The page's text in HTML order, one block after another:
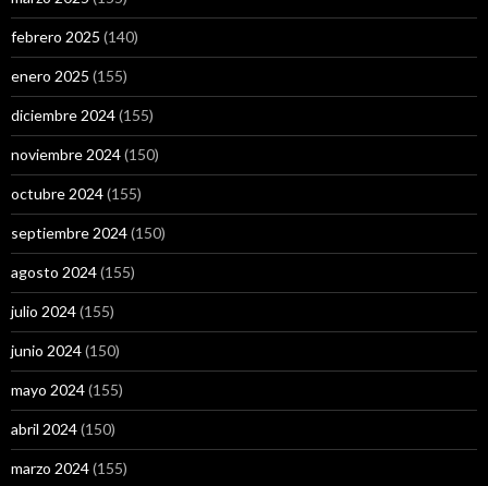
febrero 2025 (140)
enero 2025 (155)
diciembre 2024(155)
noviembre 2024(150)
octubre 2024(155)
septiembre 2024(150)
agosto 2024(155)
julio 2024(155)
junio 2024(150)
mayo 2024(155)
abril 2024(150)
marzo 2024(155)